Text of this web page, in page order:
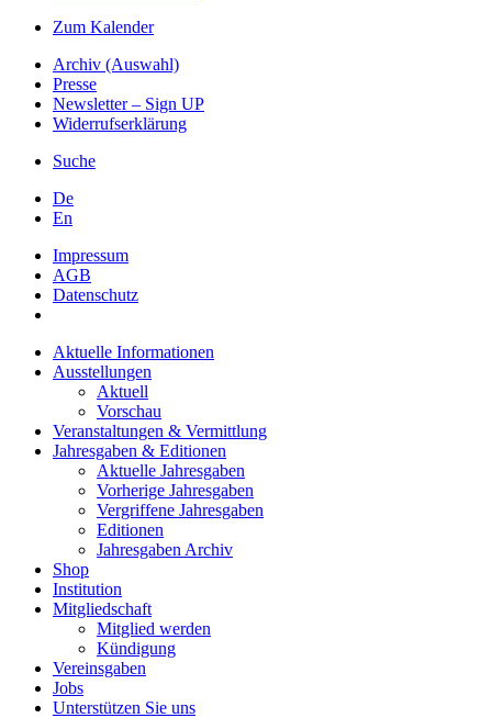
Zum Kalender
Archiv (Auswahl)
Presse
Newsletter – Sign UP
Widerrufserklärung
Suche
De
En
Impressum
AGB
Datenschutz
Aktuelle Informationen
Ausstellungen
Aktuell
Vorschau
Veranstaltungen & Vermittlung
Jahresgaben & Editionen
Aktuelle Jahresgaben
Vorherige Jahresgaben
Vergriffene Jahresgaben
Editionen
Jahresgaben Archiv
Shop
Institution
Mitgliedschaft
Mitglied werden
Kündigung
Vereinsgaben
Jobs
Unterstützen Sie uns